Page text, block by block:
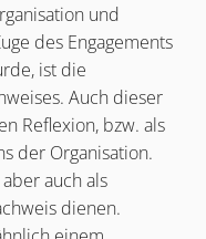
und
des Engagements
ist die
Auch dieser
Reflexion, bzw. als
der Organisation.
auch als
dienen.